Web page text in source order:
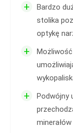
+
Bardzo
stolika
optykę
+
+
Podwójny